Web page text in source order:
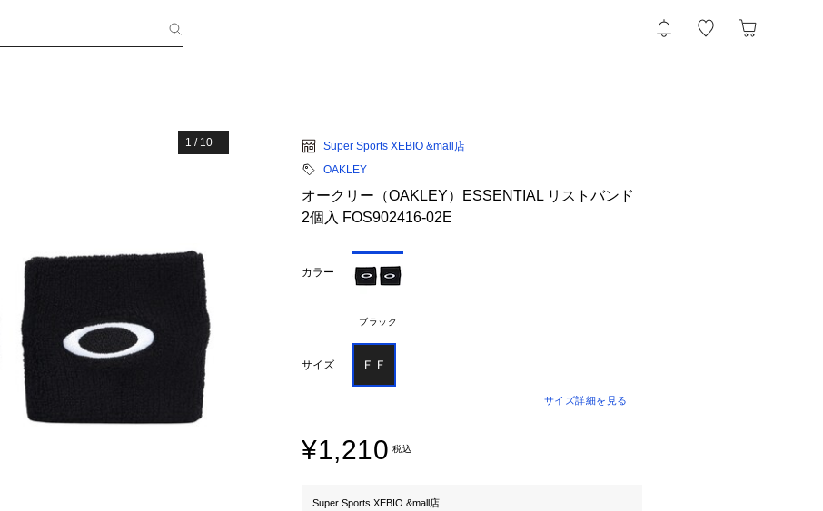
1 / 10
Super Sports XEBIO &mall店
OAKLEY
オークリー（OAKLEY）ESSENTIAL リストバンド
2個入 FOS902416-02E
カラー
ブラック
サイズ ＦＦ
サイズ詳細を見る
¥1,210 税込
Super Sports XEBIO &mall店